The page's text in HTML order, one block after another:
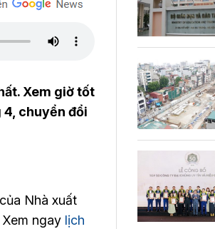
Xem giờ tốt
chuyển đổi
Nhà xuất
ngay lịch